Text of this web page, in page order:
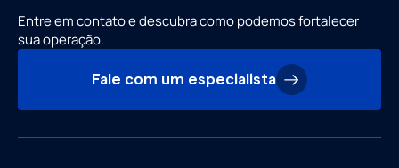
Entre em contato e descubra como podemos fortalecer
sua operação.
Fale com um especialista